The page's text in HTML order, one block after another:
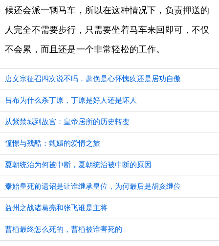
候还会派一辆马车，所以在这种情况下，负责押送的
人完全不需要步行，只需要坐着马车来回即可，不仅
不会累，而且还是一个非常轻松的工作。
唐文宗征召四次说不吗，萧俛是心怀愧疚还是居功自傲
吕布为什么杀丁原，丁原是好人还是坏人
从紫禁城到故宫：皇帝居所的历史转变
憧憬与残酷：甄嬛的爱情之旅
夏朝统治为何被中断，夏朝统治被中断的原因
秦始皇死前遗诏是让谁继承皇位，为何最后是胡亥继位
益州之战诸葛亮和张飞谁是主将
曹植最终怎么死的，曹植被谁害死的